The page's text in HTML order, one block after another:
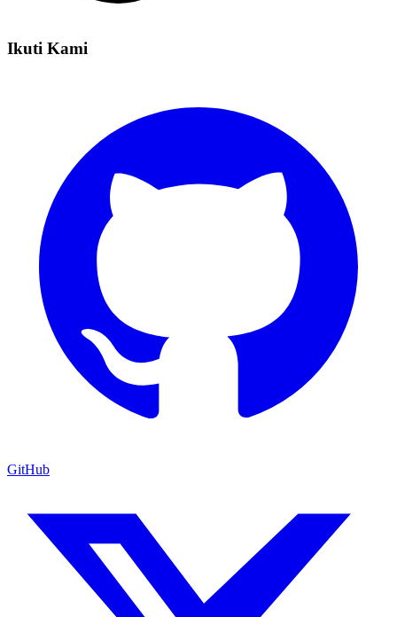
Ikuti Kami
GitHub